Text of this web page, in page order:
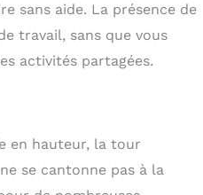
sans aide. La présence de
travail, sans que vous
activités partagées.
en hauteur, la tour
se cantonne pas à la